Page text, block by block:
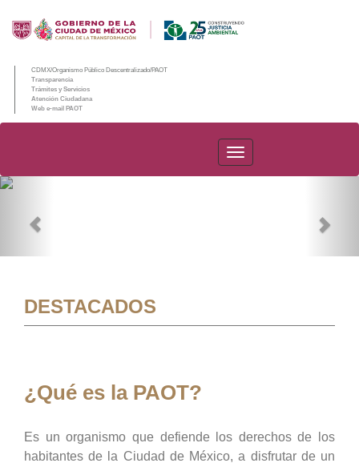
CDMX/Organismo Público Descentralizado/PAOT
Transparencia
Trámites y Servicios
Atención Ciudadana
Web e-mail PAOT
PAOT
DESTACADOS
¿Qué es la PAOT?
Es un organismo que defiende los derechos de los
habitantes de la Ciudad de México, a disfrutar de un